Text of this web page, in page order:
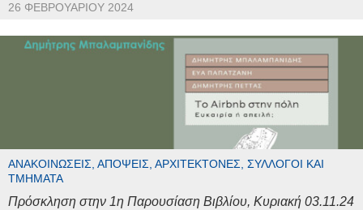
26 ΦΕΒΡΟΥΑΡΊΟΥ 2024
ΑΝΑΚΟΙΝΏΣΕΙΣ, ΑΠΌΨΕΙΣ, ΑΡΧΙΤΈΚΤΟΝΕΣ, ΣΎΛΛΟΓΟΙ ΚΑΙ
ΤΜΉΜΑΤΑ
Πρόσκληση στην 1η Παρουσίαση Βιβλίου, Κυριακή 03.11.24